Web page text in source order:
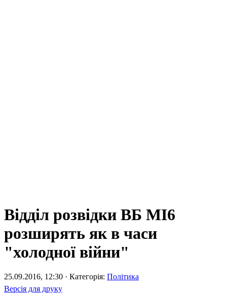
Відділ розвідки ВБ МІ6
розширять як в часи
"холодної війни"
25.09.2016, 12:30 · Категорія: Політика
Версія для друку